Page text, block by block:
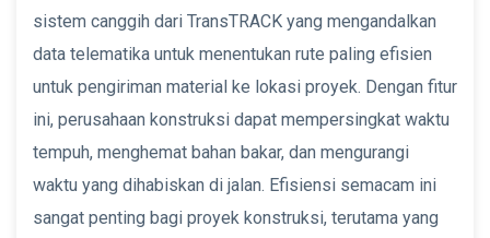
sistem canggih dari TransTRACK yang mengandalkan
data telematika untuk menentukan rute paling efisien
untuk pengiriman material ke lokasi proyek. Dengan fitur
ini, perusahaan konstruksi dapat mempersingkat waktu
tempuh, menghemat bahan bakar, dan mengurangi
waktu yang dihabiskan di jalan. Efisiensi semacam ini
sangat penting bagi proyek konstruksi, terutama yang